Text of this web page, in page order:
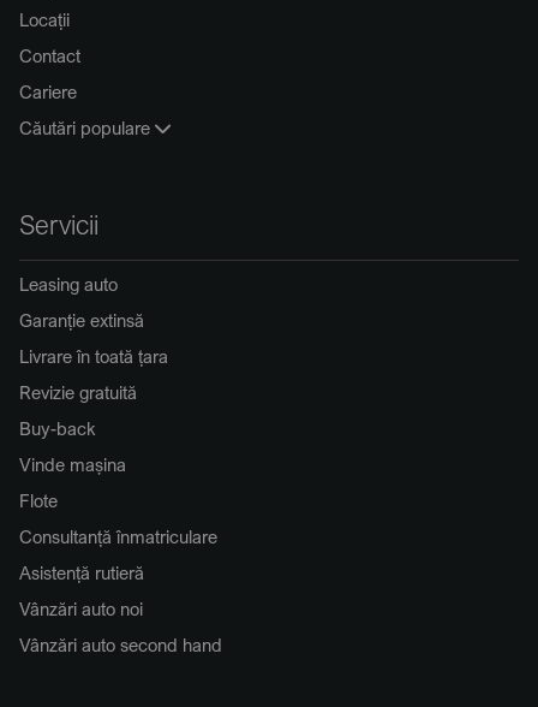
Locații
Contact
Cariere
Căutări populare
Servicii
Leasing auto
Garanție extinsă
Livrare în toată țara
Revizie gratuită
Buy-back
Vinde mașina
Flote
Consultanță înmatriculare
Asistență rutieră
Vânzări auto noi
Vânzări auto second hand